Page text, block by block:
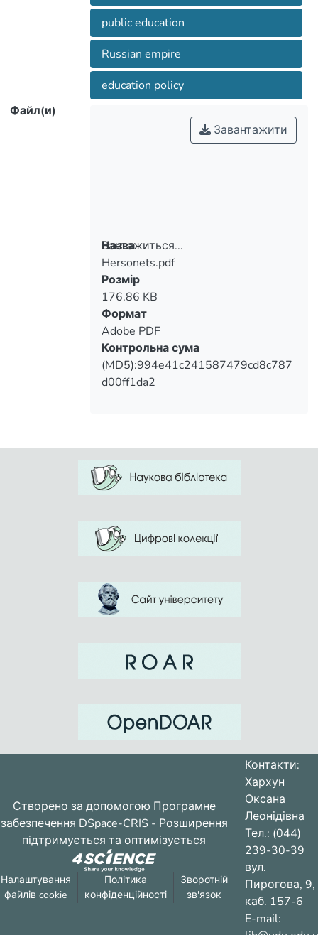
public education
Russian empire
education policy
Файл(и)
Вантажиться...
Вантажиться...
Завантажити
Назва
Hersonets.pdf
Розмір
176.86 KB
Формат
Adobe PDF
Контрольна сума
(MD5):994e41c241587479cd8c787
d00ff1da2
Створено за допомогою Програмне
забезпечення DSpace-CRIS - Розширення
підтримується та оптимізується
Налаштування
файлів cookie
Політика
конфіденційності
Зворотній
зв'язок
Контакти:
Хархун
Оксана
Леонідівна
Тел.: (044)
239-30-39
вул.
Пирогова, 9,
каб. 157-6
E-mail: